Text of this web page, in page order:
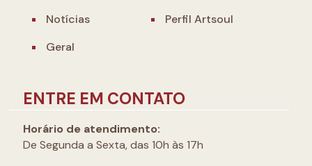
Notícias
Perfil Artsoul
Geral
ENTRE EM CONTATO
Horário de atendimento:
De Segunda a Sexta, das 10h às 17h